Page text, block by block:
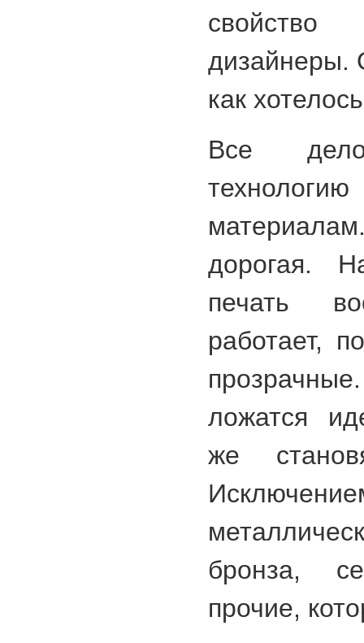
свойство
дизайнеры.
как
Все
дорогая.
печать
работает,
ложатся
же
бронза,
прочие,